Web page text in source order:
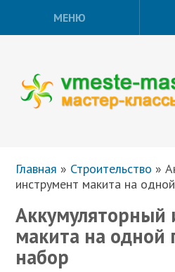
МЕНЮ
Главная » Строительство »
инструмент макита на
Аккумуляторный
макита на одной
набор